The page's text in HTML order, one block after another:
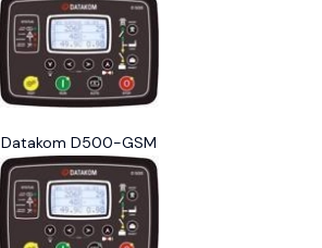
Datakom D500-GSM